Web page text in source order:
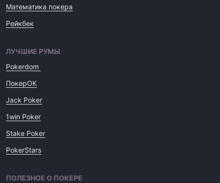
Математика покера
Рейкбек
ЛУЧШИЕ РУМЫ
Pokerdom
ПокерОК
Jack Poker
1win Poker
Stake Poker
PokerStars
ПОЛЕЗНОЕ О ПОКЕРЕ